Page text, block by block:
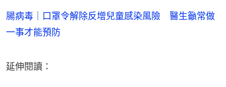
腸病毒｜口罩令解除反增兒童感染風險 醫生籲常做
一事才能預防
延伸閱讀：